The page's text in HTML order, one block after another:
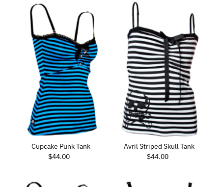
Cupcake Punk Tank
Prezzo
$44.00
Avril Striped Skull Tank
Prezzo
$44.00